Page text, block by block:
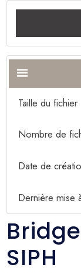
Télécharger
Taille du fichier
Nombre de
Date de
Dernière mise
SIPH